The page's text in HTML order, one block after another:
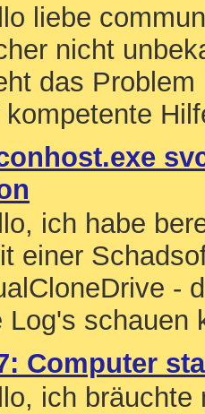
liebe
nicht
das
ich habe
einer
-
Log's schauen
Computer
ich bräuchte